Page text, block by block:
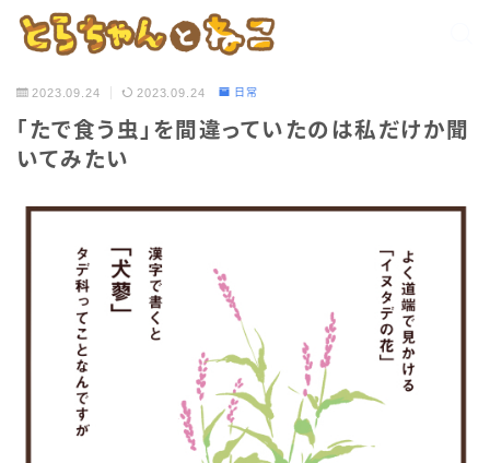
2023.09.24 2023.09.24 日常
「たで食う虫」を間違っていたのは私だけか聞
いてみたい